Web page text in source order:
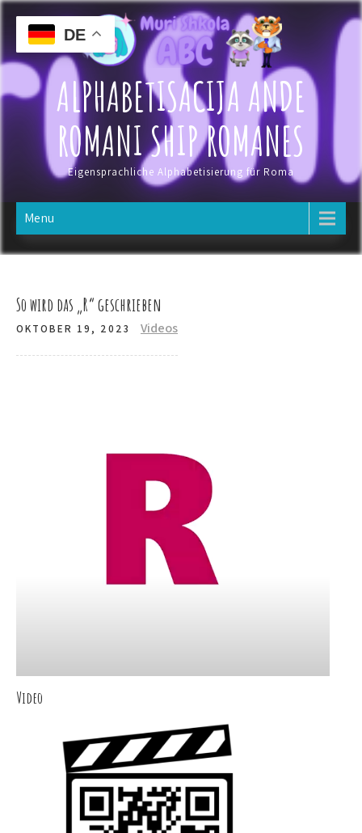
Skip
content
ALPHABETISACIJA ANDE
ROMANI SHIP ROMANES
Eigensprachliche Alphabetisierung für Roma
Menu
So wird das „R“ geschrieben
OKTOBER 19, 2023 Videos
Video
DE